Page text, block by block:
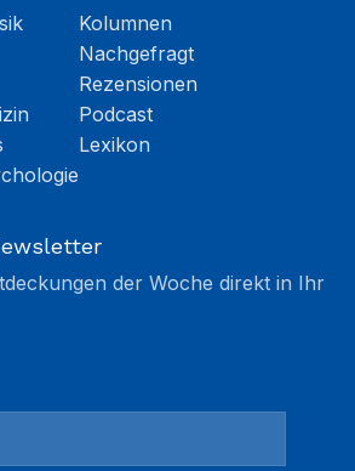
Kolumnen
Nachgefragt
Rezensionen
Podcast
Lexikon
der Woche direkt in Ihr